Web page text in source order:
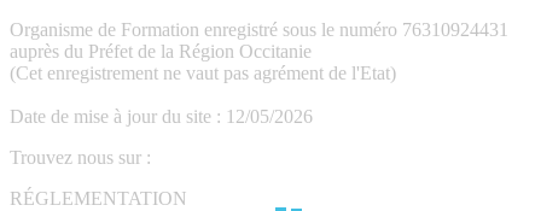
Organisme de Formation enregistré sous le numéro 76310924431
auprès du Préfet de la Région Occitanie
(Cet enregistrement ne vaut pas agrément de l'Etat)
Date de mise à jour du site : 12/05/2026
Trouvez nous sur :
La
La
La
La
La
RÉGLEMENTATION